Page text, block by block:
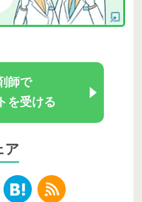
師で
を受ける
ア